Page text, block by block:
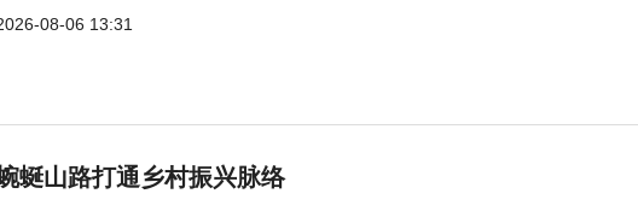
08-06 13:31
蜒山路打通乡村振兴脉络